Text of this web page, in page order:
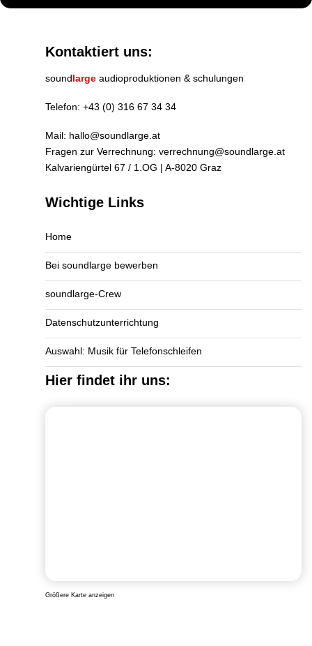
Kontaktiert uns:
soundlarge audioproduktionen & schulungen
Telefon: +43 (0) 316 67 34 34
Mail: hallo@soundlarge.at
Fragen zur Verrechnung: verrechnung@soundlarge.at
Kalvariengürtel 67 / 1.OG | A-8020 Graz
Wichtige Links
Home
Bei soundlarge bewerben
soundlarge-Crew
Datenschutzunterrichtung
Auswahl: Musik für Telefonschleifen
Hier findet ihr uns:
Größere Karte anzeigen